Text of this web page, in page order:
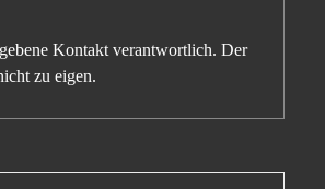
Kontakt verantwortlich. Der
zu eigen.